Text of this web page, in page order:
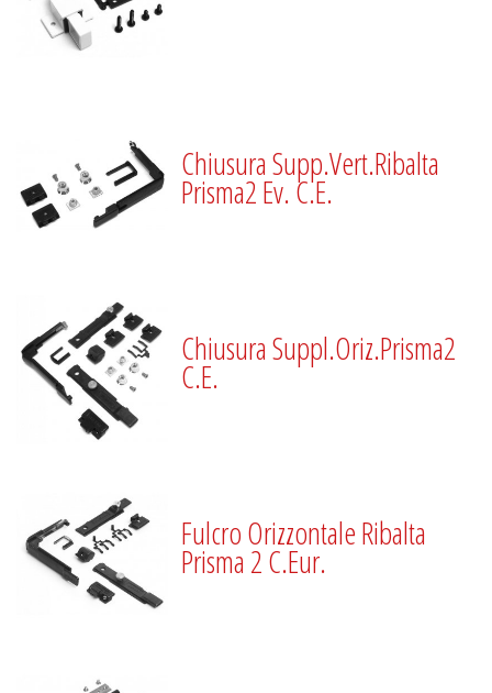
Chiusura Supp.Vert.Ribalta
Prisma2 Ev. C.E.
Chiusura Suppl.Oriz.Prisma2
C.E.
Fulcro Orizzontale Ribalta
Prisma 2 C.Eur.